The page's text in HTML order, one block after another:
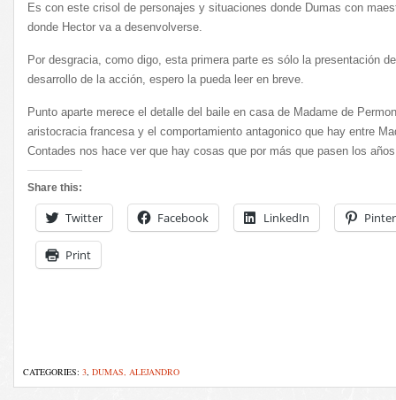
Es con este crisol de personajes y situaciones donde Dumas con
donde Hector va a desenvolverse.
Por desgracia, como digo, esta primera parte es sólo la presentación
desarrollo de la acción, espero la pueda leer en breve.
Punto aparte merece el detalle del baile en casa de Madame de
aristocracia francesa y el comportamiento antagonico que hay entre
Contades nos hace ver que hay cosas que por más que pasen los
Share this:
Twitter Facebook LinkedIn
Print
CATEGORIES: 3, DUMAS, ALEJANDRO